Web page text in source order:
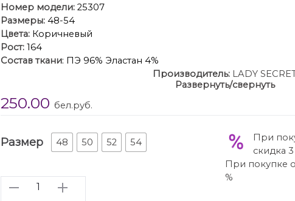
Номер модели:25307
Размеры:48-54
Цвета:Коричневый
Рост: 164
Состав ткани: ПЭ 96% Эластан 4%
Производитель: LADY
: Роскошный плательный комплект с изящной
трикотажной подкладке полуприлегающего силуэта из
флоковым напылением с позолотой создает эффект
Меховая горжетка в глубоких тёмных тонах её бархатистая
лёгкостью платья ,этот комплект идеально подойдёт для
Длина платья-126см
Развернуть/свернуть
250.00 бел.руб.
Размер 48 50 52 54
Количество
При
скидка 3
При покупке
%